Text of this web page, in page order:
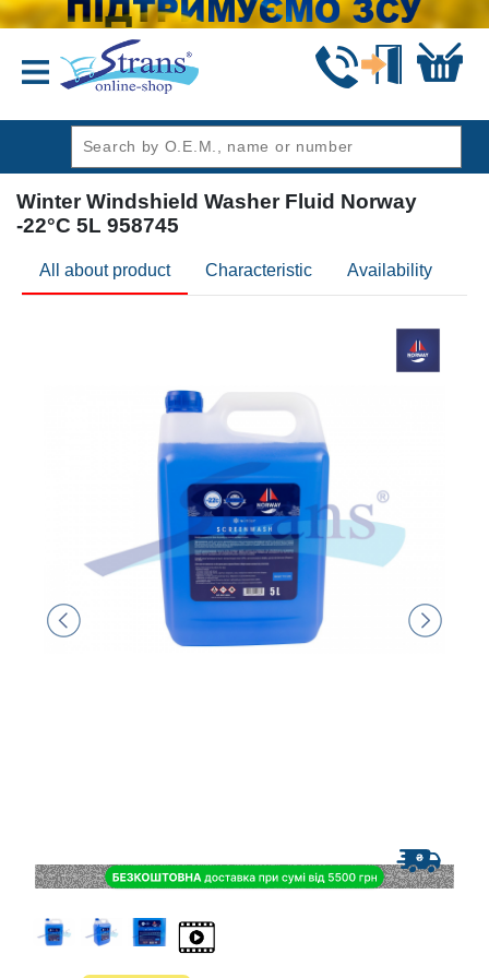
Winter Windshield Washer Fluid Norway
-22°C 5L 958745
All about product Characteristic Availability